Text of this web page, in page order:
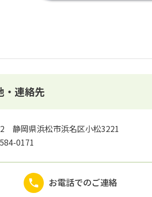
・連絡先
静岡県浜松市浜名区小松3221
0171
お電話でのご連絡